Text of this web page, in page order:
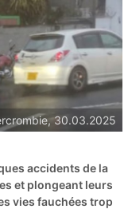
30.03.2025
accidents de la
et plongeant leurs
vies fauchées trop